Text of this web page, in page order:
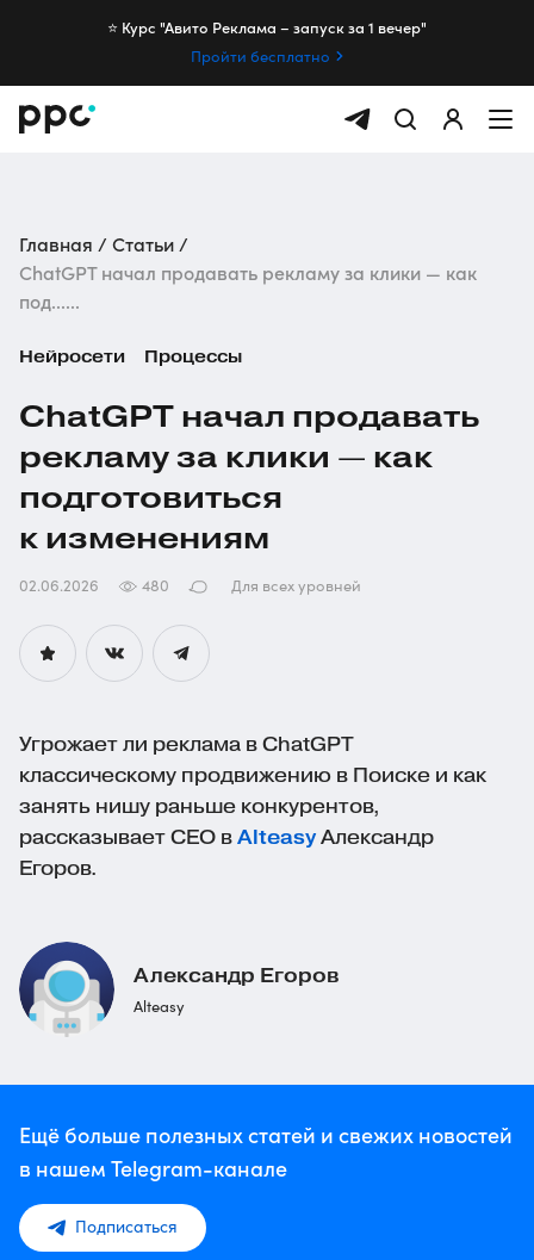
⭐️ Курс "Авито Реклама – запуск за 1 вечер"
Пройти бесплатно
Главная
Статьи
ChatGPT начал продавать рекламу за клики — как
под......
Нейросети Процессы
ChatGPT начал продавать
рекламу за клики — как
подготовиться
к изменениям
02.06.2026 480 Для всех уровней
Угрожает ли реклама в ChatGPT
классическому продвижению в Поиске и как
занять нишу раньше конкурентов,
рассказывает CEO в AlteasyАлександр
Егоров.
Александр Егоров
Alteasy
Ещё больше полезных статей и свежих новостей
в нашем Telegram-канале
Подписаться